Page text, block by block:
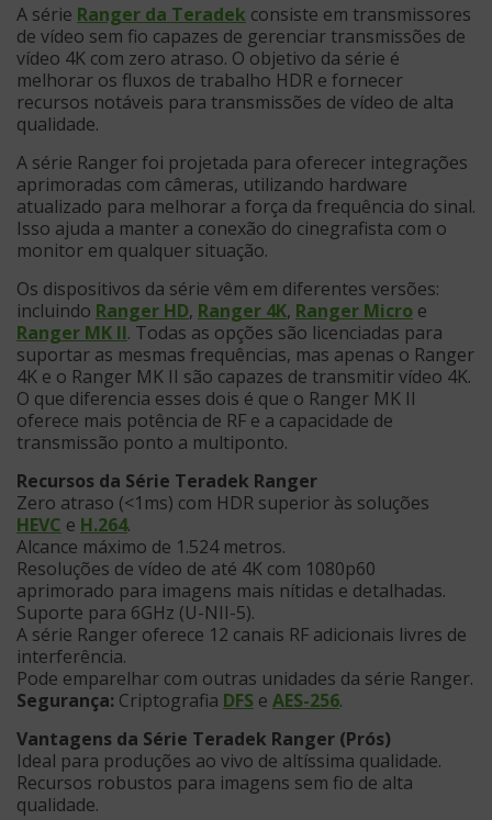
A série Ranger da Teradek consiste em transmissores
de vídeo sem fio capazes de gerenciar transmissões de
vídeo 4K com zero atraso. O objetivo da série é
melhorar os fluxos de trabalho HDR e fornecer
recursos notáveis para transmissões de vídeo de alta
qualidade.
A série Ranger foi projetada para oferecer integrações
aprimoradas com câmeras, utilizando hardware
atualizado para melhorar a força da frequência do sinal.
Isso ajuda a manter a conexão do cinegrafista com o
monitor em qualquer situação.
Os dispositivos da série vêm em diferentes versões:
incluindo Ranger HD, Ranger 4K, Ranger Micro e
Ranger MK II. Todas as opções são licenciadas para
suportar as mesmas frequências, mas apenas o Ranger
4K e o Ranger MK II são capazes de transmitir vídeo 4K.
O que diferencia esses dois é que o Ranger MK II
oferece mais potência de RF e a capacidade de
transmissão ponto a multiponto.
Recursos da Série Teradek Ranger
Zero atraso (<1ms) com HDR superior às soluções
HEVC e H.264.
Alcance máximo de 1.524 metros.
Resoluções de vídeo de até 4K com 1080p60
aprimorado para imagens mais nítidas e detalhadas.
Suporte para 6GHz (U-NII-5).
A série Ranger oferece 12 canais RF adicionais livres de
interferência.
Pode emparelhar com outras unidades da série Ranger.
Segurança: Criptografia DFS e AES-256.
Vantagens da Série Teradek Ranger (Prós)
Ideal para produções ao vivo de altíssima qualidade.
Recursos robustos para imagens sem fio de alta
qualidade.